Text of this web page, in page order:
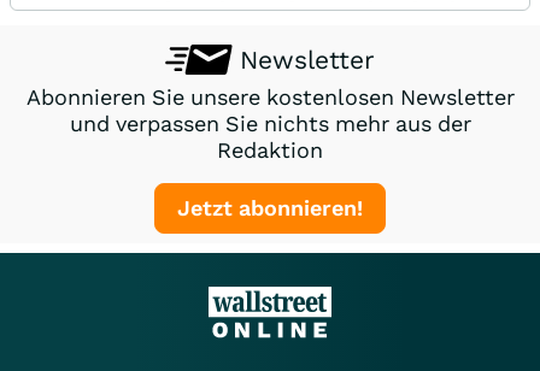
Newsletter
Abonnieren Sie unsere kostenlosen Newsletter
und verpassen Sie nichts mehr aus der
Redaktion
Jetzt abonnieren!